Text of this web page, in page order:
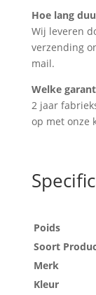
Hoe lang
Wij leveren
verzending
mail.
Welke
2 jaar
op met onze
Poids
Soort
Merk
Kleur